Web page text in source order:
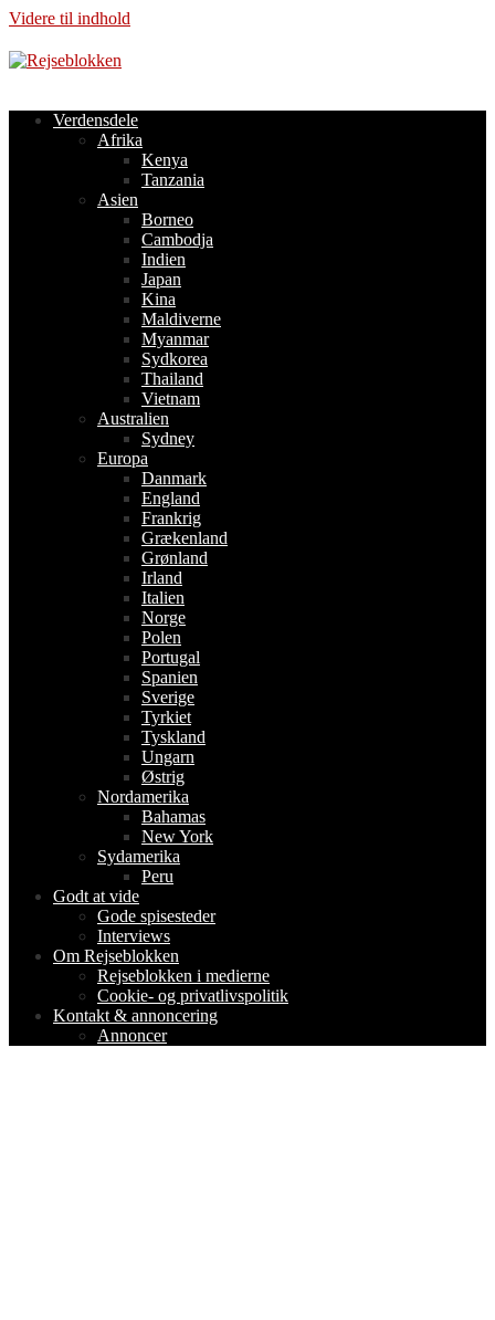
Videre til indhold
Verdensdele
Afrika
Kenya
Tanzania
Asien
Borneo
Cambodja
Indien
Japan
Kina
Maldiverne
Myanmar
Sydkorea
Thailand
Vietnam
Australien
Sydney
Europa
Danmark
England
Frankrig
Grækenland
Grønland
Irland
Italien
Norge
Polen
Portugal
Spanien
Sverige
Tyrkiet
Tyskland
Ungarn
Østrig
Nordamerika
Bahamas
New York
Sydamerika
Peru
Godt at vide
Gode spisesteder
Interviews
Om Rejseblokken
Rejseblokken i medierne
Cookie- og privatlivspolitik
Kontakt & annoncering
Annoncer